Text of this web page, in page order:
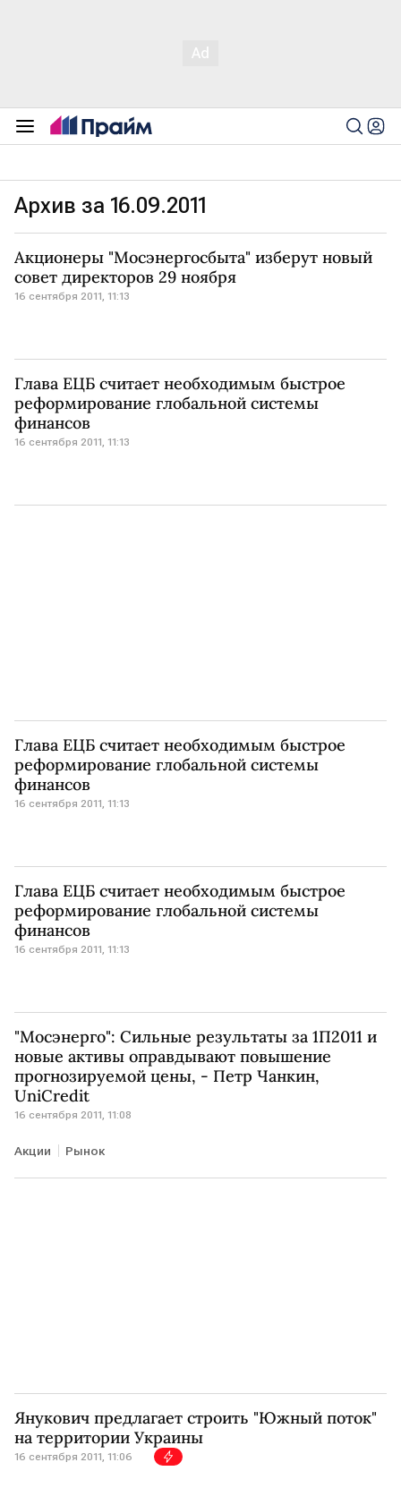
Архив за 16.09.2011
Акционеры "Мосэнергосбыта" изберут новый
совет директоров 29 ноября
16 сентября 2011, 11:13
Глава ЕЦБ считает необходимым быстрое
реформирование глобальной системы
финансов
16 сентября 2011, 11:13
Глава ЕЦБ считает необходимым быстрое
реформирование глобальной системы
финансов
16 сентября 2011, 11:13
Глава ЕЦБ считает необходимым быстрое
реформирование глобальной системы
финансов
16 сентября 2011, 11:13
"Мосэнерго": Сильные результаты за 1П2011 и
новые активы оправдывают повышение
прогнозируемой цены, - Петр Чанкин,
UniCredit
16 сентября 2011, 11:08
Акции Рынок
Янукович предлагает строить "Южный поток"
на территории Украины
16 сентября 2011, 11:06